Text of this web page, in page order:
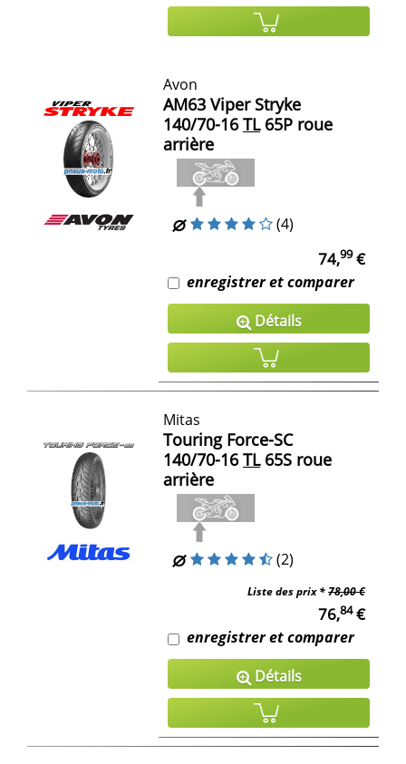
Avon
AM63 Viper Stryke
140/70-16 TL65P roue
arrière
(4)
74,99€
enregistrer et comparer
Détails
Mitas
Touring Force-SC
140/70-16 TL65S roue
arrière
(2)
Liste des prix *78,00 €
76,84€
enregistrer et comparer
Détails